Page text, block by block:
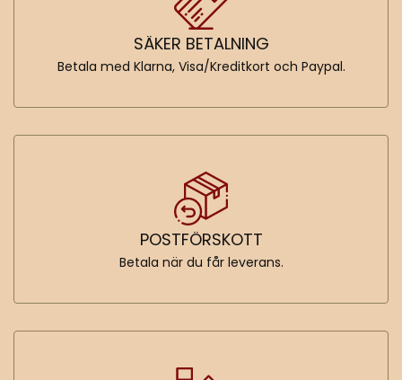
SÄKER BETALNING
Betala med Klarna, Visa/Kreditkort och Paypal.
POSTFÖRSKOTT
Betala när du får leverans.